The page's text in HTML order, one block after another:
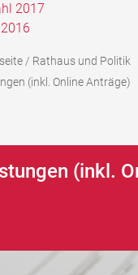
2017
/ Rathaus und Politik
(inkl. Online Anträge)
(inkl.